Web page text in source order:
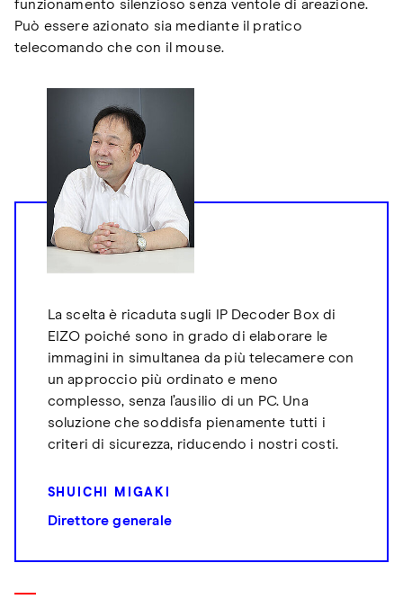
funzionamento silenzioso senza ventole di areazione.
Può essere azionato sia mediante il pratico
telecomando che con il mouse.
La scelta è ricaduta sugli IP Decoder Box di
EIZO poiché sono in grado di elaborare le
immagini in simultanea da più telecamere con
un approccio più ordinato e meno
complesso, senza l’ausilio di un PC. Una
soluzione che soddisfa pienamente tutti i
criteri di sicurezza, riducendo i nostri costi.
SHUICHI MIGAKI
Direttore generale